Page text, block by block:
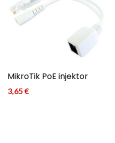
MikroTik PoE injektor
3,65 €